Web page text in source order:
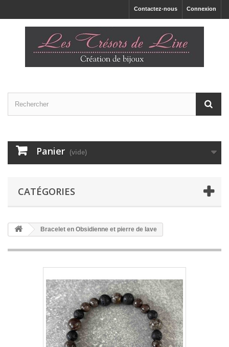
Connexion
Contactez-nous
Panier (vide)
CATÉGORIES
Bracelet en Obsidienne et pierre de lave